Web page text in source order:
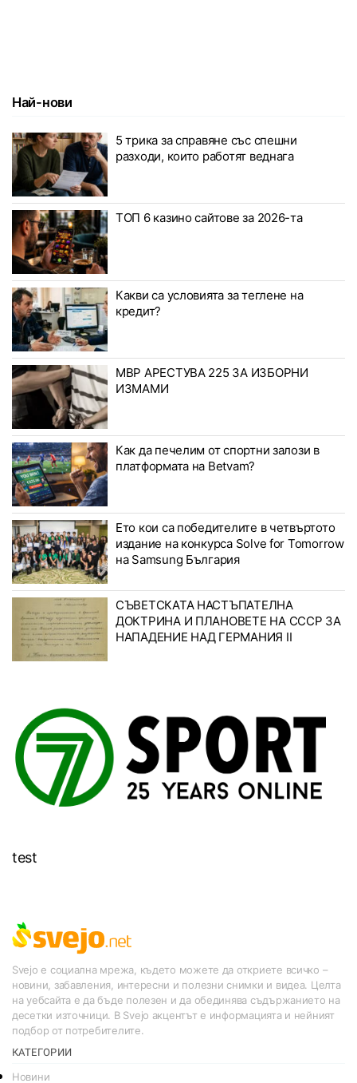
Най-нови
5 трика за справяне със спешни
разходи, които работят веднага
ТОП 6 казино сайтове за 2026-та
Какви са условията за теглене на
кредит?
МВР АРЕСТУВА 225 ЗА ИЗБОРНИ
ИЗМАМИ
Как да печелим от спортни залози в
платформата на Betvam?
Ето кои са победителите в четвъртото
издание на конкурса Solve for Tomorrow
на Samsung България
СЪВЕТСКАТА НАСТЪПАТЕЛНА
ДОКТРИНА И ПЛАНОВЕТЕ НА СССР ЗА
НАПАДЕНИЕ НАД ГЕРМАНИЯ II
test
Svejo е социална мрежа, където можете да откриете всичко –
новини, забавления, интересни и полезни снимки и видеа. Целта
на уебсайта е да бъде полезен и да обединява съдържанието на
десетки източници. В Svejo акцентът е информацията и нейният
подбор от потребителите.
КАТЕГОРИИ
Новини